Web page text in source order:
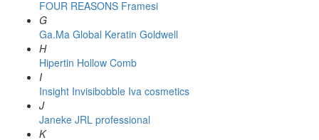
FOUR REASONS Framesi
G
Ga.Ma Global Keratin Goldwell
H
Hipertin Hollow Comb
I
Insight Invisibobble Iva cosmetics
J
Janeke JRL professional
K